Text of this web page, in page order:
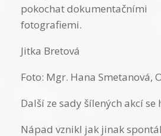
pokochat dokumentačními
fotografiemi.
Jitka Bretová
Foto: Mgr. Hana Smetanová,
Další ze sady šílených akcí se
Nápad vznikl jak jinak